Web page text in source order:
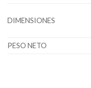
DIMENSIONES
PESO NETO